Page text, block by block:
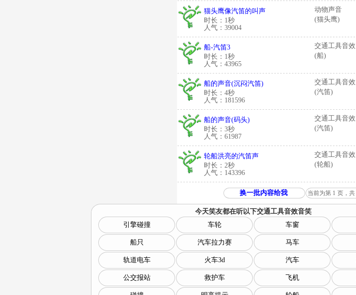
猫头鹰像汽笛的叫声
时长：1秒
人气：39004
动物声音
(猫头鹰)
船-汽笛3
时长：1秒
人气：43965
交通工具音效
(船)
船的声音(沉闷汽笛)
时长：4秒
人气：181596
交通工具音效
(汽笛)
船的声音(码头)
时长：3秒
人气：61987
交通工具音效
(汽笛)
轮船洪亮的汽笛声
时长：2秒
人气：143396
交通工具音效
(轮船)
换一批内容给我 当前为第 1 页，共
今天笑友都在听以下交通工具音效音笑
引擎碰撞
车轮 车窗
船只 汽车拉力赛 马车
轨道电车 火车3d 汽车
公交报站 救护车 飞机